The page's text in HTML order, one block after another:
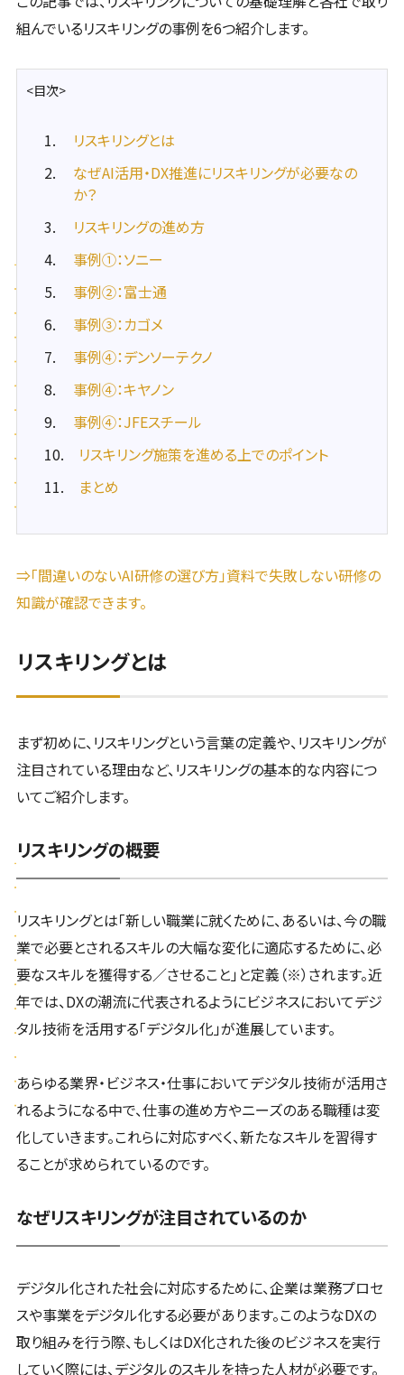
組んでいるリスキリングの事例を6つ紹介します。
<目次>
リスキリングとは
なぜAI活用・DX推進にリスキリングが必要なの
か？
リスキリングの進め方
事例①：ソニー
事例②：富士通
事例③：カゴメ
事例④：デンソーテクノ
事例④：キヤノン
事例④：JFEスチール
リスキリング施策を進める上でのポイント
まとめ
⇒「間違いのないAI研修の選び方」資料で失敗しない研修の
知識が確認できます。
リスキリングとは
まず初めに、リスキリングという言葉の定義や、リスキリングが
注目されている理由など、リスキリングの基本的な内容につ
いてご紹介します。
リスキリングの概要
リスキリングとは「新しい職業に就くために、あるいは、今の職
業で必要とされるスキルの大幅な変化に適応するために、必
要なスキルを獲得する／させること」と定義（※）されます。近
年では、DXの潮流に代表されるようにビジネスにおいてデジ
タル技術を活用する「デジタル化」が進展しています。
あらゆる業界・ビジネス・仕事においてデジタル技術が活用さ
れるようになる中で、仕事の進め方やニーズのある職種は変
化していきます。これらに対応すべく、新たなスキルを習得す
ることが求められているのです。
なぜリスキリングが注目されているのか
デジタル化された社会に対応するために、企業は業務プロセ
スや事業をデジタル化する必要があります。このようなDXの
取り組みを行う際、もしくはDX化された後のビジネスを実行
していく際には、デジタルのスキルを持った人材が必要です。